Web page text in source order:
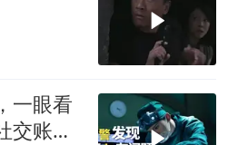
一眼看
交账号